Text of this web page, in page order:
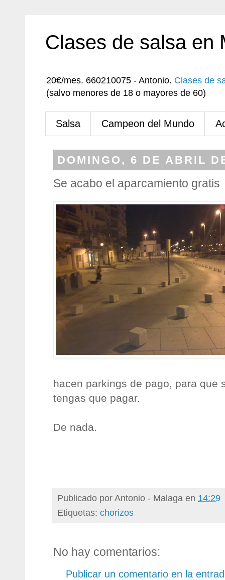
Clases de salsa en
20€/mes. 660210075 - Antonio. Clases de
(salvo menores de 18 o mayores de 60)
Salsa Campeon del Mundo
DOMINGO, 6 DE ABRIL
Se acabo el aparcamiento gratis
hacen parkings de pago, para que
tengas que pagar.
De nada.
Publicado porAntonio - Malaga en 14:29
Etiquetas: chorizos
No hay comentarios:
Publicar un comentario en la